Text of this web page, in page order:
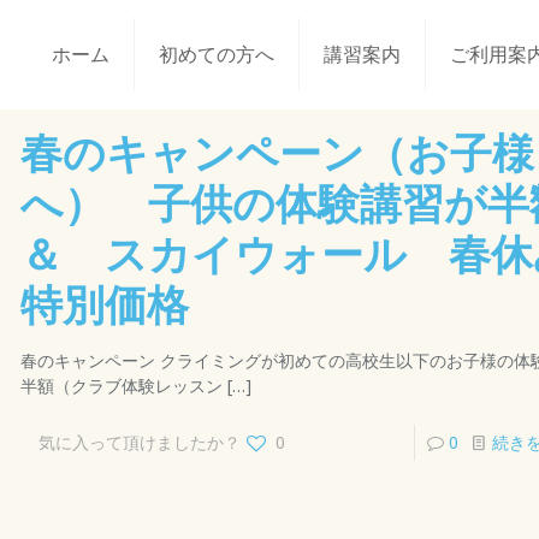
ホーム 初めての方へ 講習案内 ご利用案
春のキャンペーン（お子様
へ） 子供の体験講習が半
＆ スカイウォール 春
特別価格
春のキャンペーン クライミングが初めての高校生以下のお子様の体
半額（クラブ体験レッスン […]
気に入って頂けましたか？ 0 0 続き